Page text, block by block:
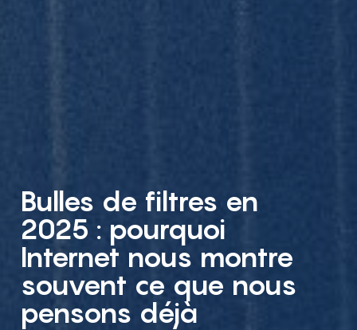
Bulles de filtres en
2025 : pourquoi
Internet nous montre
souvent ce que nous
pensons déjà